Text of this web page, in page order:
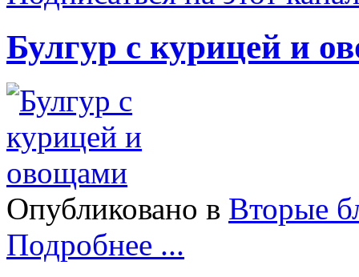
Булгур с курицей и
Опубликовано в Вторые
Подробнее ...